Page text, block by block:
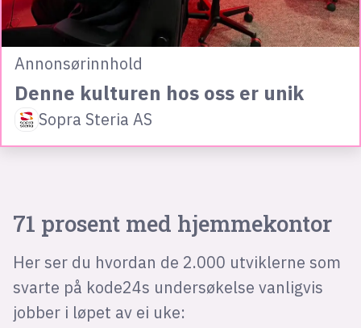
Annonsørinnhold
Denne kulturen hos oss er unik
Sopra Steria AS
71 prosent med hjemmekontor
Her ser du hvordan de 2.000 utviklerne som
svarte på kode24s undersøkelse vanligvis
jobber i løpet av ei uke: